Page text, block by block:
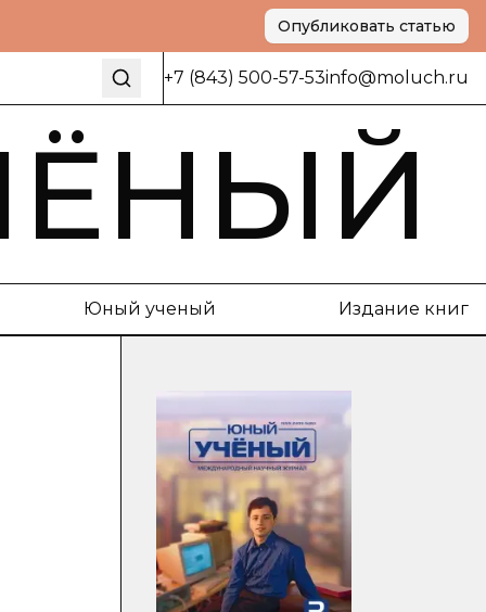
Опубликовать статью
+7 (843) 500-57-53info@moluch.ru
Юный ученый Издание книг